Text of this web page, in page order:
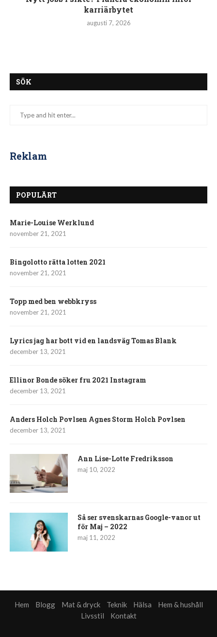
karriärbytet
augusti 7, 2026
SÖK
Reklam
POPULÄRT
Marie-Louise Werklund
november 21, 2021
Bingolotto rätta lotten 2021
november 21, 2021
Topp med ben webbkryss
november 21, 2021
Lyrics jag har bott vid en landsväg Tomas Blank
december 13, 2021
Ellinor Bonde söker fru 2021 Instagram
december 13, 2021
Anders Holch Povlsen Agnes Storm Holch Povlsen
december 13, 2021
Ann Lise-Lotte Fredriksson
maj 10, 2022
Så ser svenskarnas Google-vanor ut
för Maj – 2022
maj 11, 2022
Hem Blogg Mat & dryck Teknik Hälsa
Hem & hushåll
Livsstil
Kontakt